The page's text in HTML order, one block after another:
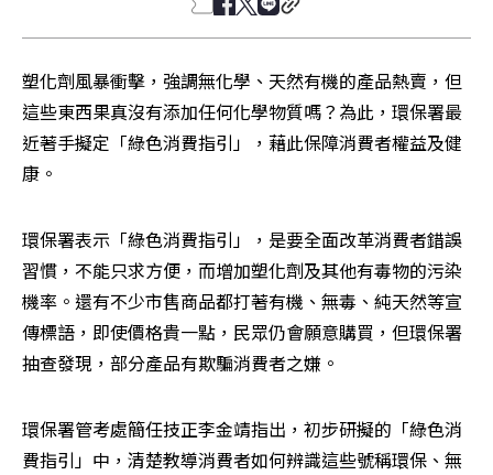
塑化劑風暴衝擊，強調無化學、天然有機的產品熱賣，但
這些東西果真沒有添加任何化學物質嗎？為此，環保署最
近著手擬定「綠色消費指引」，藉此保障消費者權益及健
康。
環保署表示「綠色消費指引」，是要全面改革消費者錯誤
習慣，不能只求方便，而增加塑化劑及其他有毒物的污染
機率。還有不少市售商品都打著有機、無毒、純天然等宣
傳標語，即使價格貴一點，民眾仍會願意購買，但環保署
抽查發現，部分產品有欺騙消費者之嫌。
環保署管考處簡任技正李金靖指出，初步研擬的「綠色消
費指引」中，清楚教導消費者如何辨識這些號稱環保、無